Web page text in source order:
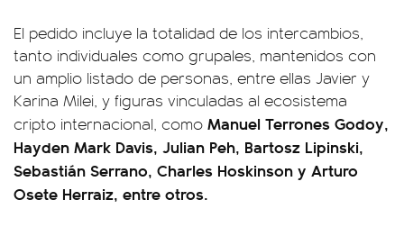
El pedido incluye la totalidad de los intercambios,
tanto individuales como grupales, mantenidos con
un amplio listado de personas, entre ellas Javier y
Karina Milei, y figuras vinculadas al ecosistema
cripto internacional, como Manuel Terrones Godoy,
Hayden Mark Davis, Julian Peh, Bartosz Lipinski,
Sebastián Serrano, Charles Hoskinson y Arturo
Osete Herraiz, entre otros.